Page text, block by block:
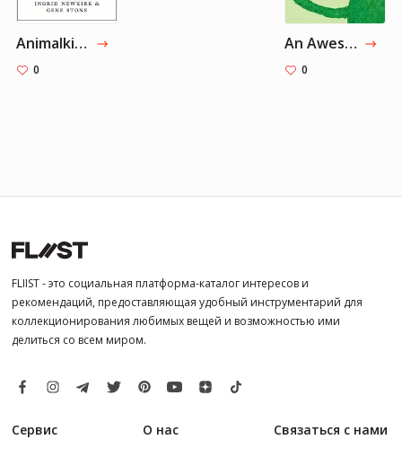
Animalkind
0
An Awesome Book!
0
FLIIST - это социальная платформа-каталог интересов и
рекомендаций, предоставляющая удобный инструментарий для
коллекционирования любимых вещей и возможностью ими
делиться со всем миром.
Сервис О нас Связаться с нами